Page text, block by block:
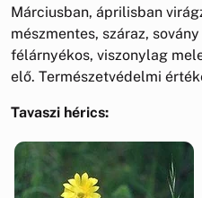
Márciusban, áprilisban
mészmentes, száraz,
félárnyékos, viszonylag
elő. Természetvédelmi
Tavaszi hérics: